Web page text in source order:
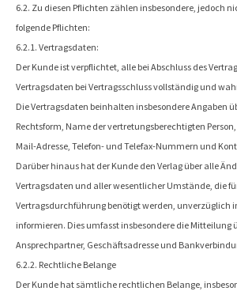
6.2. Zu diesen Pflichten zählen insbesondere, jedoch
folgende Pflichten:
6.2.1. Vertragsdaten:
Der Kunde ist verpflichtet, alle bei Abschluss des
Vertragsdaten bei Vertragsschluss vollständig und
Die Vertragsdaten beinhalten insbesondere Angaben
Rechtsform, Name der vertretungsberechtigten
Mail-Adresse, Telefon- und Telefax-Nummern und
Darüber hinaus hat der Kunde den Verlag über alle
Vertragsdaten und aller wesentlicher Umstände, die
Vertragsdurchführung benötigt werden, unverzüglich
informieren. Dies umfasst insbesondere die Mitteilung
Ansprechpartner, Geschäftsadresse und
6.2.2. Rechtliche Belange
Der Kunde hat sämtliche rechtlichen Belange,